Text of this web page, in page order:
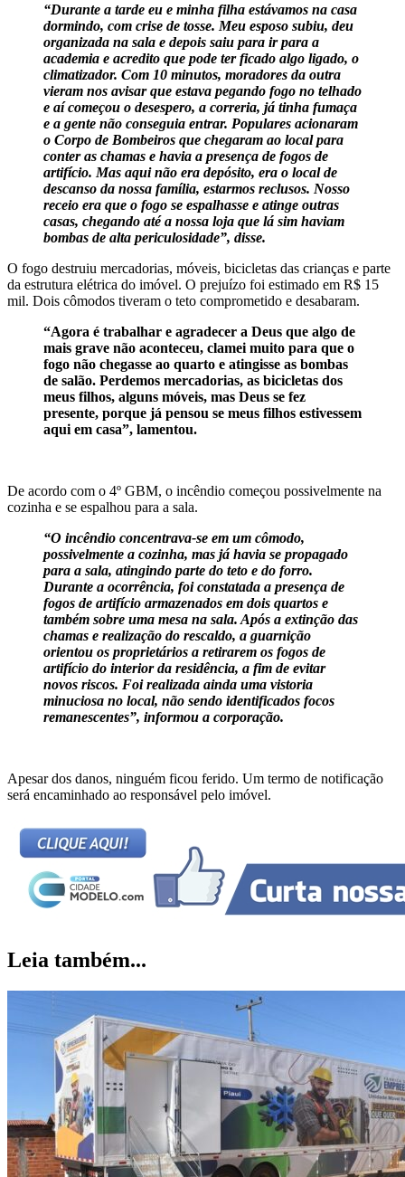
“Durante a tarde eu e minha filha estávamos na casa
dormindo, com crise de tosse. Meu esposo subiu, deu
organizada na sala e depois saiu para ir para a
academia e acredito que pode ter ficado algo ligado, o
climatizador. Com 10 minutos, moradores da outra
vieram nos avisar que estava pegando fogo no telhado
e aí começou o desespero, a correria, já tinha fumaça
e a gente não conseguia entrar. Populares acionaram
o Corpo de Bombeiros que chegaram ao local para
conter as chamas e havia a presença de fogos de
artifício. Mas aqui não era depósito, era o local de
descanso da nossa família, estarmos reclusos. Nosso
receio era que o fogo se espalhasse e atinge outras
casas, chegando até a nossa loja que lá sim haviam
bombas de alta periculosidade”, disse.
O fogo destruiu mercadorias, móveis, bicicletas das crianças e parte
da estrutura elétrica do imóvel. O prejuízo foi estimado em R$ 15
mil. Dois cômodos tiveram o teto comprometido e desabaram.
“Agora é trabalhar e agradecer a Deus que algo de
mais grave não aconteceu, clamei muito para que o
fogo não chegasse ao quarto e atingisse as bombas
de salão. Perdemos mercadorias, as bicicletas dos
meus filhos, alguns móveis, mas Deus se fez
presente, porque já pensou se meus filhos estivessem
aqui em casa”, lamentou.
De acordo com o 4º GBM, o incêndio começou possivelmente na
cozinha e se espalhou para a sala.
“O incêndio concentrava-se em um cômodo,
possivelmente a cozinha, mas já havia se propagado
para a sala, atingindo parte do teto e do forro.
Durante a ocorrência, foi constatada a presença de
fogos de artifício armazenados em dois quartos e
também sobre uma mesa na sala. Após a extinção das
chamas e realização do rescaldo, a guarnição
orientou os proprietários a retirarem os fogos de
artifício do interior da residência, a fim de evitar
novos riscos. Foi realizada ainda uma vistoria
minuciosa no local, não sendo identificados focos
remanescentes”, informou a corporação.
Apesar dos danos, ninguém ficou ferido. Um termo de notificação
será encaminhado ao responsável pelo imóvel.
Leia também...